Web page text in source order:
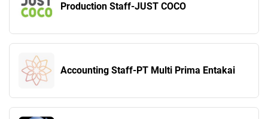
Production Staff-JUST COCO
Accounting Staff-PT Multi Prima Entakai